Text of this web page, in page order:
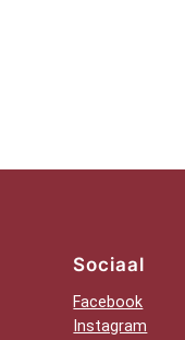
Sociaal
Facebook
Instagram